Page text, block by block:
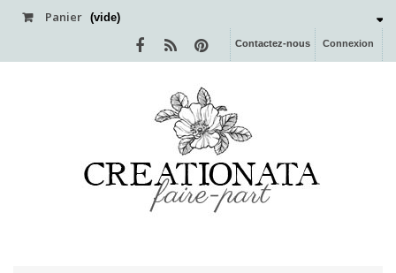
Panier (vide)
Connexion
Contactez-nous